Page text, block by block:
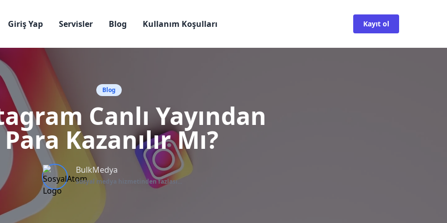
Giriş Yap Servisler Blog Kullanım Koşulları Kayıt ol
Blog
Canlı Yayından
Para Kazanılır Mı?
BulkMedya
Sosyal medya hizmetinden fazlası...